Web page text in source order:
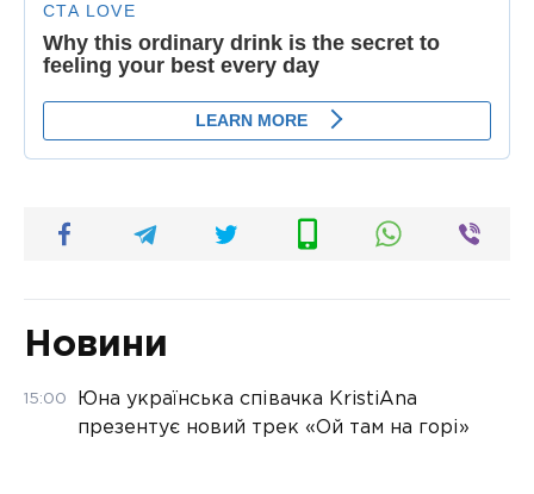
Новини
15:00
Юна українська співачка KristiAna
презентує новий трек «Ой там на горі»